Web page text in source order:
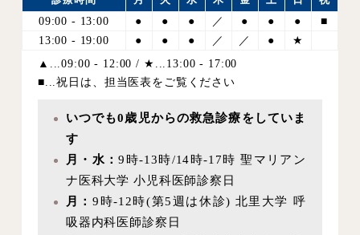
09:00 - 13:00
● ● ● ／ ● ● ●
■
13:00 - 19:00
● ● ● ／ ／ ●
★
▲...09:00 - 12:00 / ★...13:00 - 17:00
■...祝日は、担当医表をご覧ください
いつでも0歳児からの救急診療をしていま
す
月・水：9時-13時/14時-17時 聖マリアン
ナ医科大学 小児科医師診察日
月：9時-12時(第5週は休診) 北里大学 呼
吸器内科医師診察日